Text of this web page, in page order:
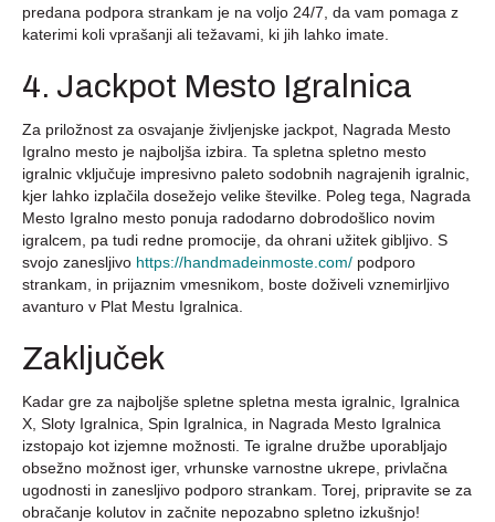
predana podpora strankam je na voljo 24/7, da vam pomaga z
katerimi koli vprašanji ali težavami, ki jih lahko imate.
4. Jackpot Mesto Igralnica
Za priložnost za osvajanje življenjske jackpot, Nagrada Mesto
Igralno mesto je najboljša izbira. Ta spletna spletno mesto
igralnic vključuje impresivno paleto sodobnih nagrajenih igralnic,
kjer lahko izplačila dosežejo velike številke. Poleg tega, Nagrada
Mesto Igralno mesto ponuja radodarno dobrodošlico novim
igralcem, pa tudi redne promocije, da ohrani užitek gibljivo. S
svojo zanesljivo https://handmadeinmoste.com/ podporo
strankam, in prijaznim vmesnikom, boste doživeli vznemirljivo
avanturo v Plat Mestu Igralnica.
Zaključek
Kadar gre za najboljše spletne spletna mesta igralnic, Igralnica
X, Sloty Igralnica, Spin Igralnica, in Nagrada Mesto Igralnica
izstopajo kot izjemne možnosti. Te igralne družbe uporabljajo
obsežno možnost iger, vrhunske varnostne ukrepe, privlačna
ugodnosti in zanesljivo podporo strankam. Torej, pripravite se za
obračanje kolutov in začnite nepozabno spletno izkušnjo!